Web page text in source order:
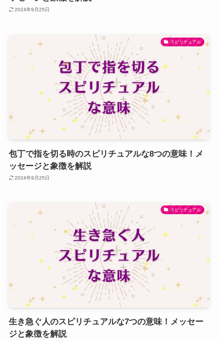
2024年9月25日
スピリチュアル
包丁で指を切る時のスピリチュアルな8つの意味！メ
ッセージと象徴を解説
2024年9月25日
スピリチュアル
生き急ぐ人のスピリチュアルな7つの意味！メッセー
ジと象徴を解説